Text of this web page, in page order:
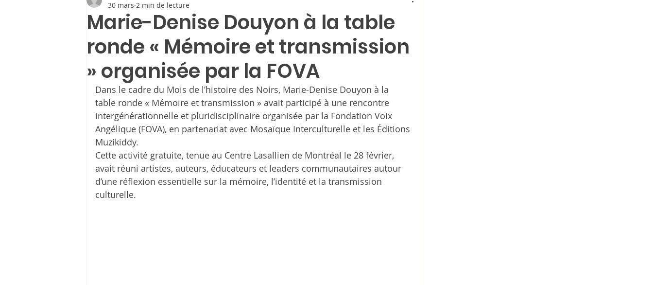
Marie-Denise Douyon à la table
ronde « Mémoire et transmission
» organisée par la FOVA
30 mars 2 min de lecture
Dans le cadre du Mois de l’histoire des Noirs, Marie-Denise Douyon à la
table ronde « Mémoire et transmission » avait participé à une rencontre
intergénérationnelle et pluridisciplinaire organisée par la Fondation Voix
Angélique (FOVA), en partenariat avec Mosaïque Interculturelle et les Éditions
Muzikiddy.
Cette activité gratuite, tenue au Centre Lasallien de Montréal le 28 février,
avait réuni artistes, auteurs, éducateurs et leaders communautaires autour
d’une réflexion essentielle sur la mémoire, l’identité et la transmission
culturelle.